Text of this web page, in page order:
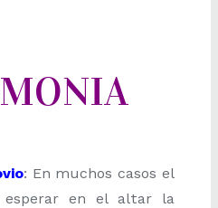
: En muchos casos el
esperar en el altar la